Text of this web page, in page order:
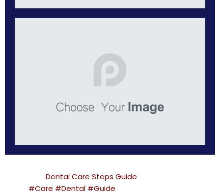
Dental Care Steps Guide
#Care #Dental #Guide